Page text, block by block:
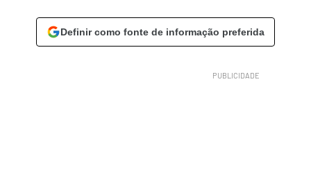
Definir como fonte de informação preferida